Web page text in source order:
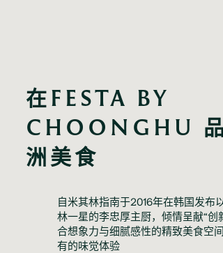
在FESTA BY
CHOONGHU
洲美食
自米其林指南于2016年在韩国发布
林一星的李忠厚主厨，倾情呈献“
合想象力与细腻感性的精致美食空
有的味觉体验